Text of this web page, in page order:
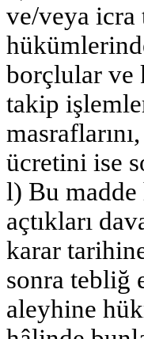
ve/veya icra
borçlular ve
takip
ücretini ise
l) Bu madde
açtıkları
karar
sonra tebliğ
aleyhine